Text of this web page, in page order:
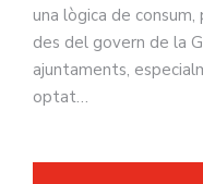
una lògica de
des del govern de la
ajuntaments,
optat…